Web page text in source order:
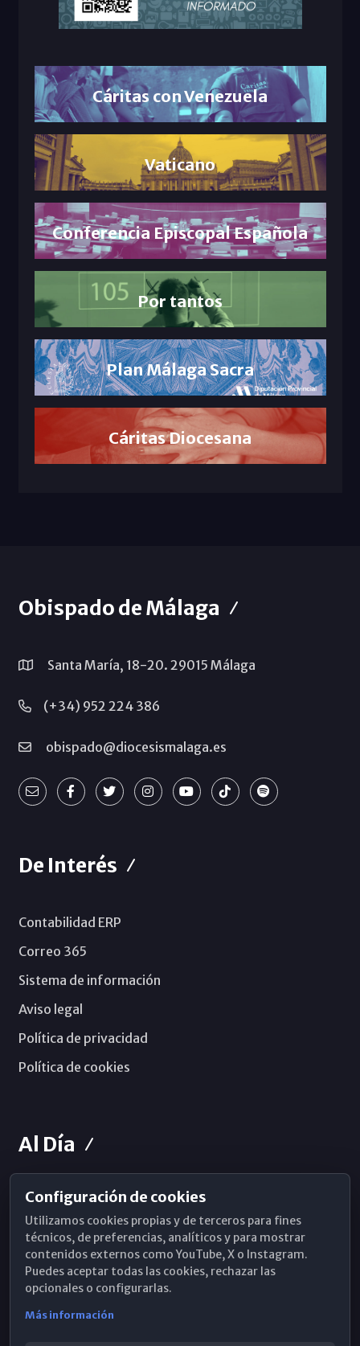
Cáritas con Venezuela
Vaticano
Conferencia Episcopal Española
Por tantos
Plan Málaga Sacra
Cáritas Diocesana
Obispado de Málaga
Santa María, 18-20. 29015 Málaga
(+34) 952 224 386
obispado@diocesismalaga.es
De Interés
Contabilidad ERP
Correo 365
Sistema de información
Aviso legal
Política de privacidad
Política de cookies
Al Día
Horarios de Misa
Hemeroteca
WhatsApp
Configuración de cookies
Utilizamos cookies propias y de terceros para fines
técnicos, de preferencias, analíticos y para mostrar
contenidos externos como YouTube, X o Instagram.
Puedes aceptar todas las cookies, rechazar las
opcionales o configurarlas.
Más información